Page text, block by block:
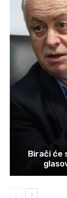
Birači će